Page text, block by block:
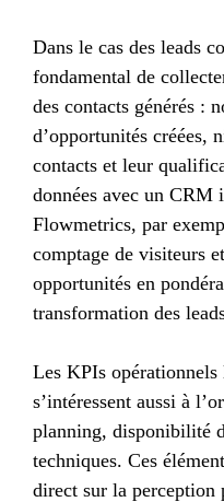
Dans le cas des leads
fondamental de
des contacts générés :
d’opportunités créées,
contacts et leur
données avec un
Flowmetrics, par
comptage de visiteurs
opportunités en
transformation des
Les KPIs
s’intéressent aussi à
planning, disponibilité
techniques. Ces
direct sur la perception